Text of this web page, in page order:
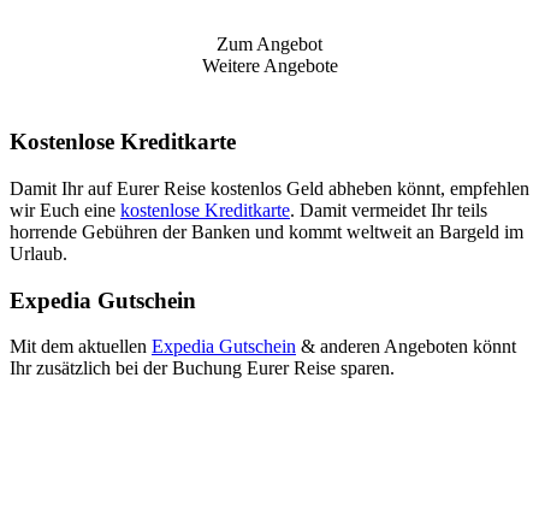
Zum Angebot
Weitere Angebote
Kostenlose Kreditkarte
Damit Ihr auf Eurer Reise kostenlos Geld abheben könnt, empfehlen
wir Euch eine kostenlose Kreditkarte. Damit vermeidet Ihr teils
horrende Gebühren der Banken und kommt weltweit an Bargeld im
Urlaub.
Expedia Gutschein
Mit dem aktuellen Expedia Gutschein & anderen Angeboten könnt
Ihr zusätzlich bei der Buchung Eurer Reise sparen.